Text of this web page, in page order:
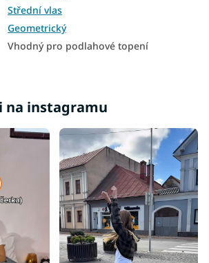
Střední vlas
Geometrický
Vhodný pro podlahové topení
na instagramu